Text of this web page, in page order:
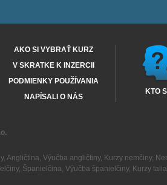
AKO SI VYBRAŤ KURZ
V SKRATKE K INZERCII
PODMIENKY POUŽÍVANIA
NAPÍSALI O NÁS
KTO
, Angličtina, Výučba angličtiny, Kurzy nemčiny,
, Španielčina, Výučba španielčiny, Kurzy